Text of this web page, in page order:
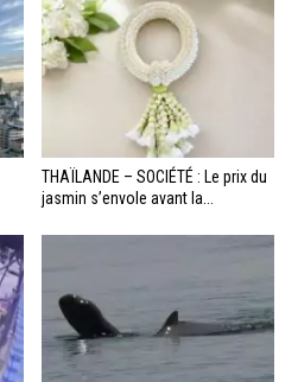
THAÏLANDE – SOCIÉTÉ : Le prix du
jasmin s’envole avant la...